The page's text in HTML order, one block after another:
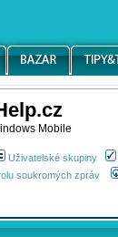
Mobile
Uživatelské skupiny
soukromých zpráv